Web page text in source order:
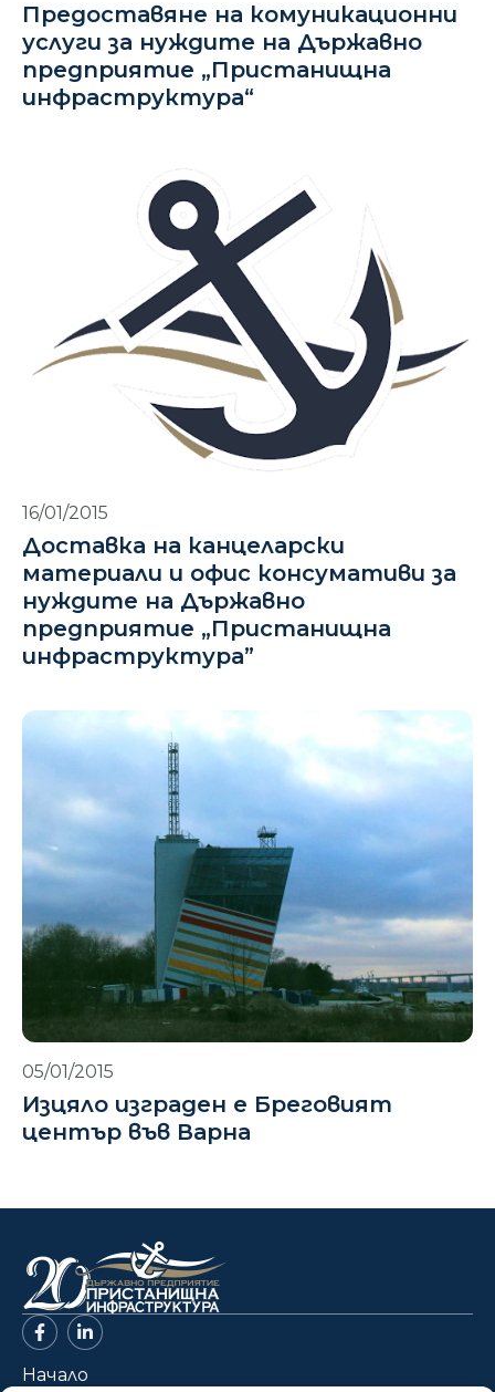
Предоставяне на комуникационни
услуги за нуждите на Държавно
предприятие „Пристанищна
инфраструктура“
16/01/2015
Доставка на канцеларски
материали и офис консумативи за
нуждите на Държавно
предприятие „Пристанищна
инфраструктура”
05/01/2015
Изцяло изграден е Бреговият
център във Варна
Начало